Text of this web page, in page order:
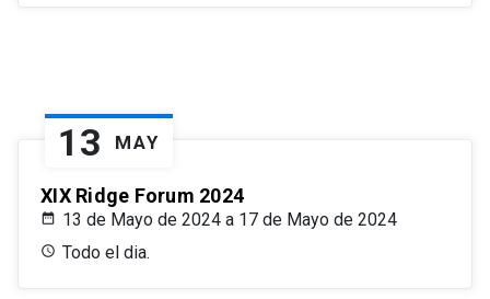
13 MAY
XIX Ridge Forum 2024
13 de Mayo de 2024 a 17 de Mayo de 2024
Todo el dia.